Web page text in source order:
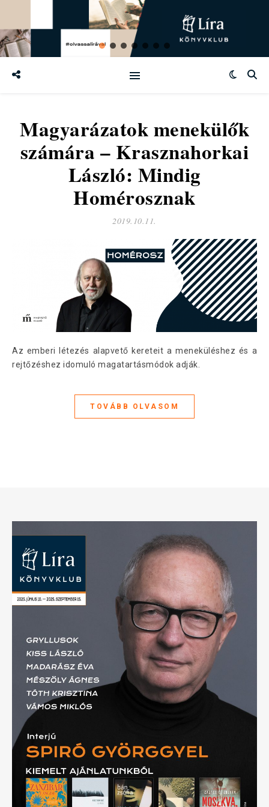
Magyarázatok menekülők
számára – Krasznahorkai
László: Mindig
Homérosznak
2019.10.11.
Az emberi létezés alapvető kereteit a meneküléshez és a
rejtőzéshez idomuló magatartásmódok adják.
TOVÁBB OLVASOM